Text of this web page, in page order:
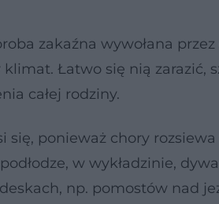
zakaźna wywołana
klimat. Łatwo się nią zarazić,
całej rodziny.
się, ponieważ chory
w wykładzinie,
np. pomostów nad